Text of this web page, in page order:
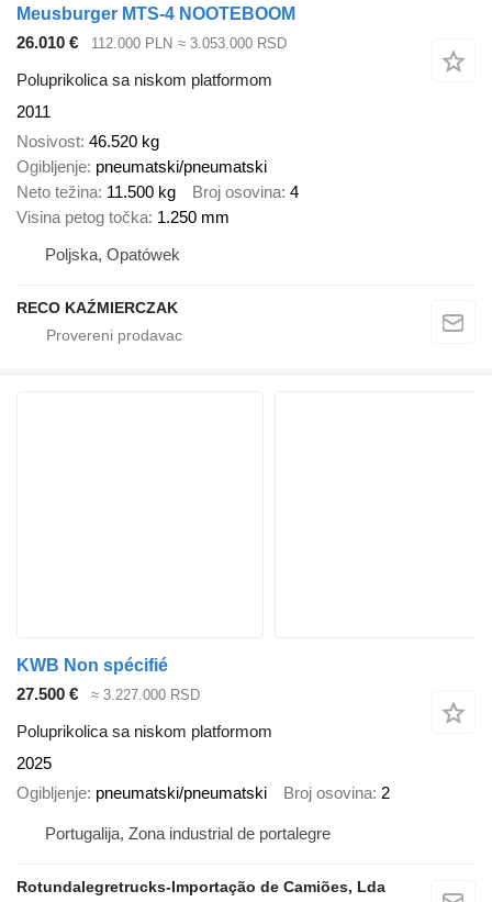
Meusburger MTS-4 NOOTEBOOM
26.010 €
112.000 PLN ≈ 3.053.000 RSD
Poluprikolica sa niskom platformom
2011
Nosivost 46.520 kg
Ogibljenje pneumatski/pneumatski
Neto težina 11.500 kg Broj osovina 4
Visina petog točka 1.250 mm
Poljska, Opatówek
RECO KAŹMIERCZAK
KWB Non spécifié
27.500 €
≈ 3.227.000 RSD
Poluprikolica sa niskom platformom
2025
Ogibljenje pneumatski/pneumatski Broj osovina 2
Portugalija, Zona industrial de portalegre
Rotundalegretrucks-Importação de Camiões, Lda